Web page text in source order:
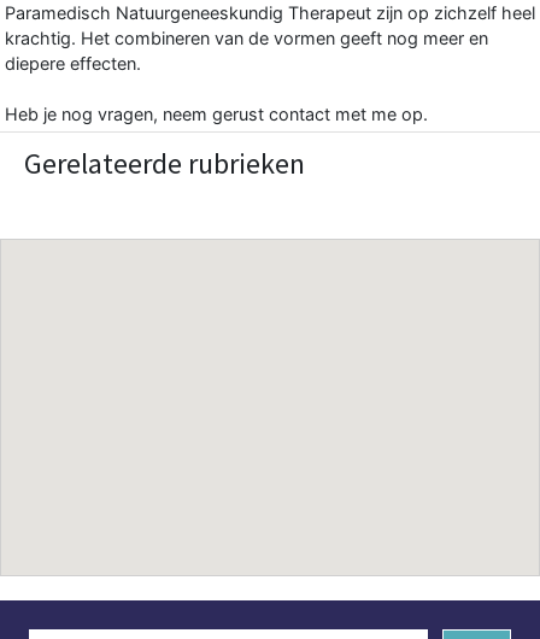
Paramedisch Natuurgeneeskundig Therapeut zijn op zichzelf heel
krachtig. Het combineren van de vormen geeft nog meer en
diepere effecten.
Heb je nog vragen, neem gerust contact met me op.
Gerelateerde rubrieken